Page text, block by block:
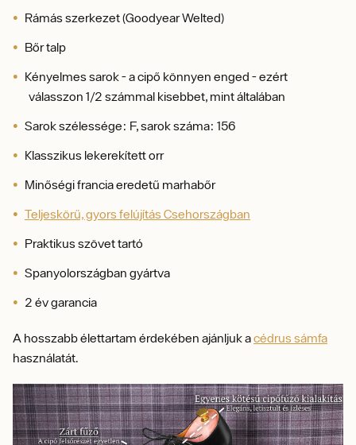
Rámás szerkezet (Goodyear Welted)
Bőr talp
Kényelmes sarok - a cipő könnyen enged - ezért
válasszon 1/2 számmal kisebbet, mint általában
Sarok szélessége: F, sarok száma: 156
Klasszikus lekerekített orr
Minőségi francia eredetű marhabőr
Teljeskörű, gyors felújítás Csehországban
Praktikus szövet tartó
Spanyolországban gyártva
2 év garancia
A hosszabb élettartam érdekében ajánljuk acédrus sámfa
használatát.